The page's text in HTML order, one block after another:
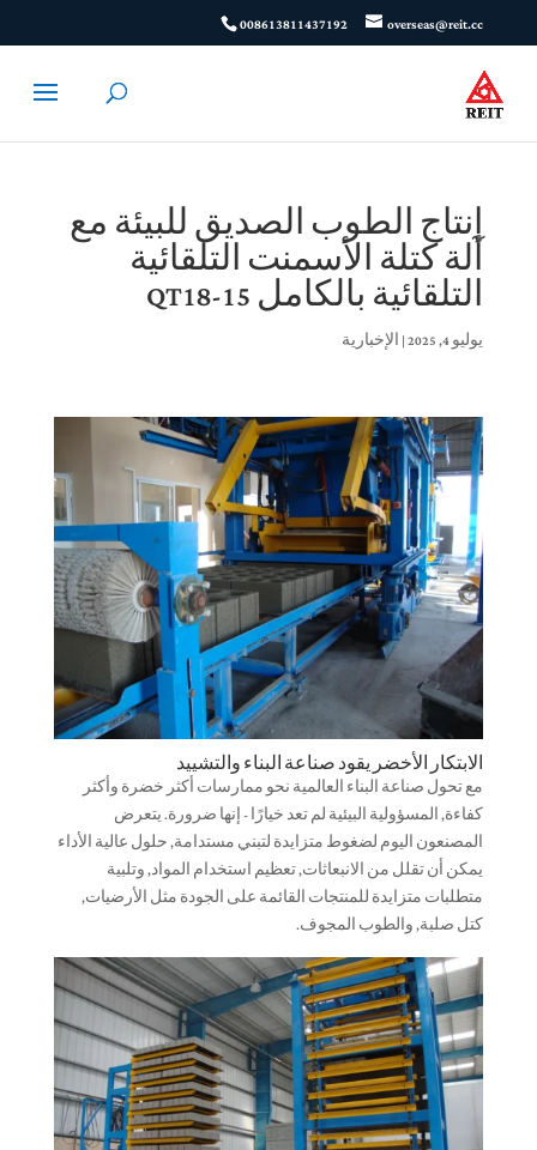
008613811437192 overseas@reit.cc
إنتاج الطوب الصديق للبيئة مع
آلة كتلة الأسمنت التلقائية
التلقائية بالكامل QT18-15
يوليو 4, 2025 | الإخبارية
الابتكار الأخضر يقود صناعة البناء والتشييد
مع تحول صناعة البناء العالمية نحو ممارسات أكثر خضرة وأكثر
كفاءة, المسؤولية البيئية لم تعد خيارًا - إنها ضرورة. يتعرض
المصنعون اليوم لضغوط متزايدة لتبني مستدامة, حلول عالية الأداء
يمكن أن تقلل من الانبعاثات, تعظيم استخدام المواد, وتلبية
متطلبات متزايدة للمنتجات القائمة على الجودة مثل الأرضيات,
كتل صلبة, والطوب المجوف.